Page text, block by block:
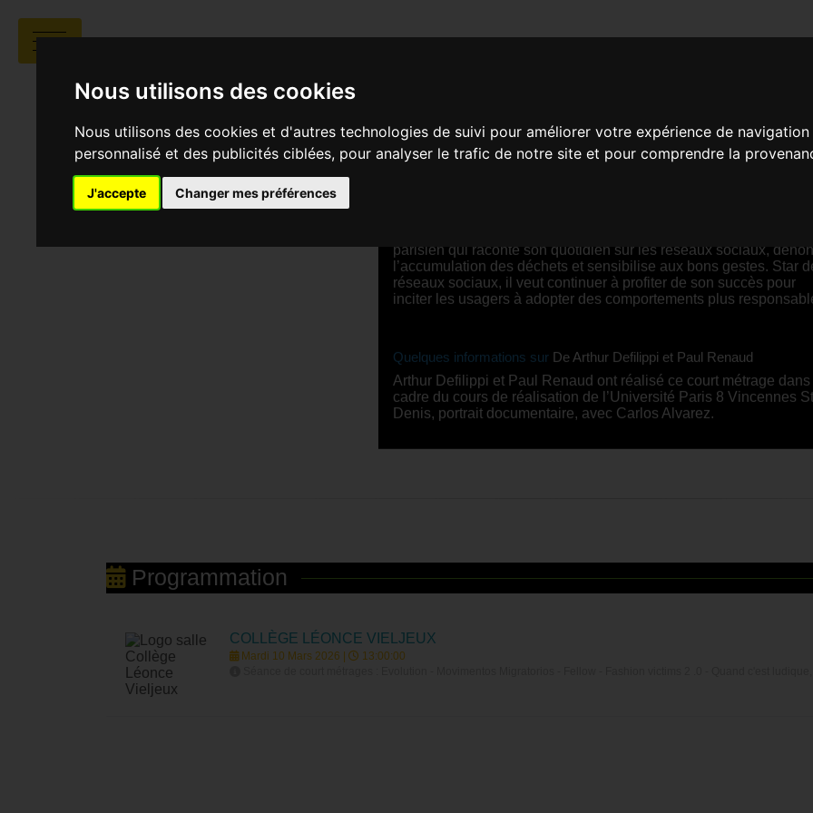
Nous utilisons des cookies
Nous utilisons des cookies et d'autres technologies de suivi pour améliorer votre expérience de
personnalisé et des publicités ciblées, pour analyser le trafic de notre site et pour comprendre la
J'accepte Changer mes préférences
QUAND C EST LUDIQUE C EST
De Arthur Defilippi et Paul Renaud | 00:07 |
parisien qui raconte son quotidien sur les réseaux sociaux,
l’accumulation des déchets et sensibilise aux bons gestes. Star
réseaux sociaux, il veut continuer à profiter de son succès pour
inciter les usagers à adopter des comportements plus
Quelques informations sur De Arthur Defilippi et Paul Renaud
Arthur Defilippi et Paul Renaud ont réalisé ce court métrage dans
cadre du cours de réalisation de l’Université Paris 8 Vincennes St
Denis, portrait documentaire, avec Carlos Alvarez.
Programmation
COLLÈGE LÉONCE VIELJEUX
Mardi 10 Mars 2026 |
13:00:00